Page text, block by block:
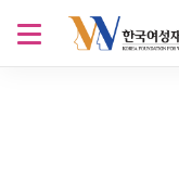
Skip to content
메뉴 열기